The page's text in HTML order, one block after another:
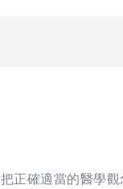
正確適當的醫學觀